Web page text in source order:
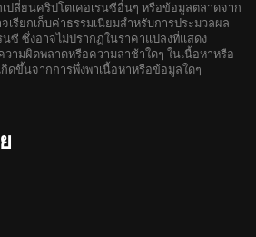
ปลี่ยนคริปโตเคอเรนซีอื่นๆ หรือข้อมูลตลาดจาก
เรียกเก็บค่าธรรมเนียมสำหรับการประมวลผล
นซี ซึ่งอาจไม่ปรากฏในราคาแปลงที่แสดง
ามผิดพลาดหรือความล่าช้าใดๆ ในเนื้อหาหรือ
ดขึ้นจากการพึ่งพาเนื้อหาหรือข้อมูลใดๆ